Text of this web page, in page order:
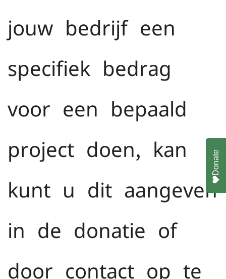
jouw bedrijf een
specifiek bedrag
voor een bepaald
project doen, kan
kunt u dit aangeven
in de donatie of
door contact op te
Donate